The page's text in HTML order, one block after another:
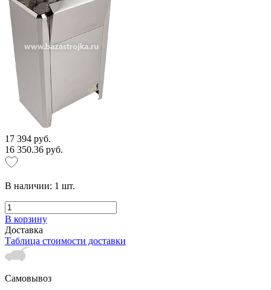
17 394 руб.
16 350.36 руб.
В наличии: 1 шт.
В корзину
Доставка
Таблица стоимости доставки
Самовывоз